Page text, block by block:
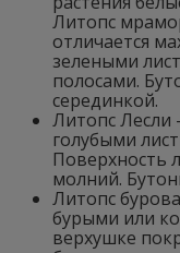
Литопс
отличается
зелеными
полосами.
серединкой.
Литопс Лесли
голубыми
Поверхность
молний.
Литопс
бурыми или
верхушке